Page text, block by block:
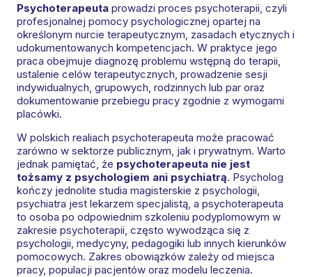
Psychoterapeuta prowadzi proces psychoterapii, czyli
profesjonalnej pomocy psychologicznej opartej na
określonym nurcie terapeutycznym, zasadach etycznych i
udokumentowanych kompetencjach. W praktyce jego
praca obejmuje diagnozę problemu wstępną do terapii,
ustalenie celów terapeutycznych, prowadzenie sesji
indywidualnych, grupowych, rodzinnych lub par oraz
dokumentowanie przebiegu pracy zgodnie z wymogami
placówki.
W polskich realiach psychoterapeuta może pracować
zarówno w sektorze publicznym, jak i prywatnym. Warto
jednak pamiętać, że psychoterapeuta nie jest
tożsamy z psychologiem ani psychiatrą. Psycholog
kończy jednolite studia magisterskie z psychologii,
psychiatra jest lekarzem specjalistą, a psychoterapeuta
to osoba po odpowiednim szkoleniu podyplomowym w
zakresie psychoterapii, często wywodząca się z
psychologii, medycyny, pedagogiki lub innych kierunków
pomocowych. Zakres obowiązków zależy od miejsca
pracy, populacji pacjentów oraz modelu leczenia.